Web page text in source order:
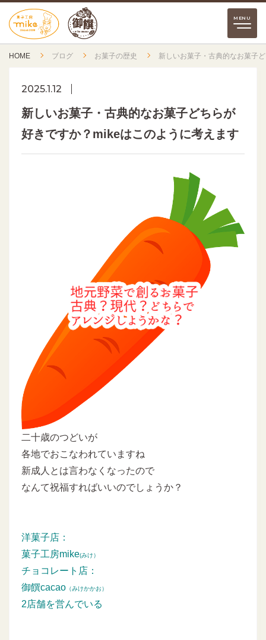
HOME ブログ お菓子の歴史 新しいお菓子・古典的なお菓子
2025.1.12
新しいお菓子・古典的なお菓子どちらが
好きですか？mikeはこのように考えます
二十歳のつどいが
各地でおこなわれていますね
新成人とは言わなくなったので
なんて祝福すればいいのでしょうか？
洋菓子店：
菓子工房mike(みけ）
チョコレート店：
御饌cacao （みけかかお）
2店舗を営んでいる